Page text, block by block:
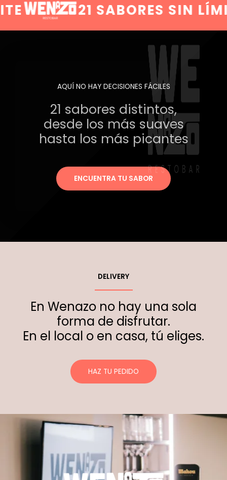
21 SABORES SIN
AQUÍ NO HAY DECISIONES FÁCILES
21 sabores distintos,
desde los más suaves
hasta los más picantes
ENCUENTRA TU SABOR
DELIVERY
En Wenazo no hay una sola
forma de disfrutar.
En el local o en casa, tú eliges.
HAZ TU PEDIDO